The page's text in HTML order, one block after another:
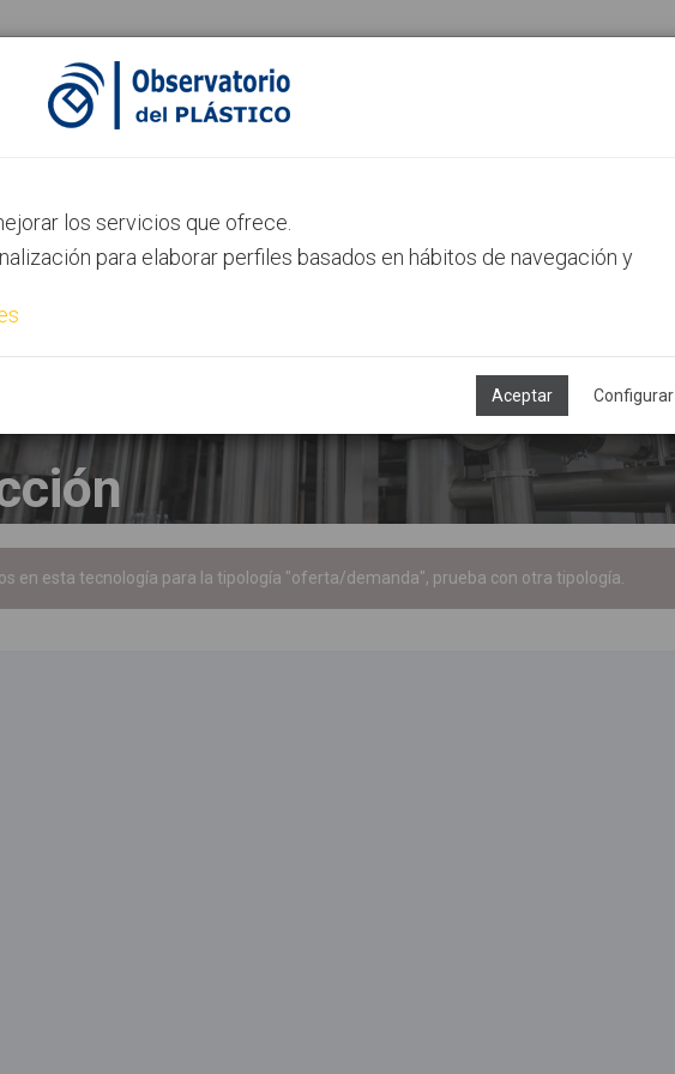
AIMPLAS Contacto
los servicios que ofrece.
para elaborar perfiles basados en hábitos de navegación y
Aceptar Configurar
en esta tecnología para la tipología "oferta/demanda", prueba con otra tipología.